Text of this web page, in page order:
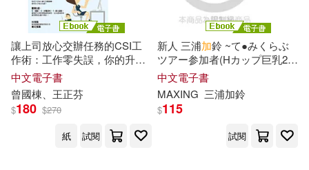
美女オムニバス(1)
藤堂由香里(1) 高橋美子(1)
可港澳店取(7)
可新加坡店取(7)
可菲律賓店取(7)
讓上司放心交辦任務的CSI工
作術：工作零失誤，你的升官
加薪永遠比別人
書)
中文電子書
曾國棟、王正芬
$180 $270
紙
試閱
新人 三浦加鈴 ~て●みくらぶ
ツアー参加者(Hカップ巨乳24
歳)が海外から自力で帰ってき
た!貯金がなくなってしまった
ので帰国 早々1本限りのAVデ
ビュー!!~ (電子書)
中文電子書
MAXING 三浦加鈴
$115
試閱